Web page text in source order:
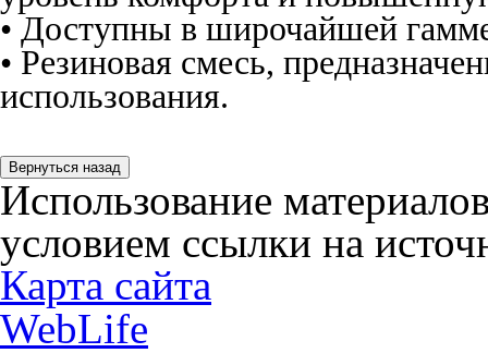
• Доступны в широчайшей
• Резиновая смесь,
использования.
Использование
условием ссылки на
Карта сайта
WebLife